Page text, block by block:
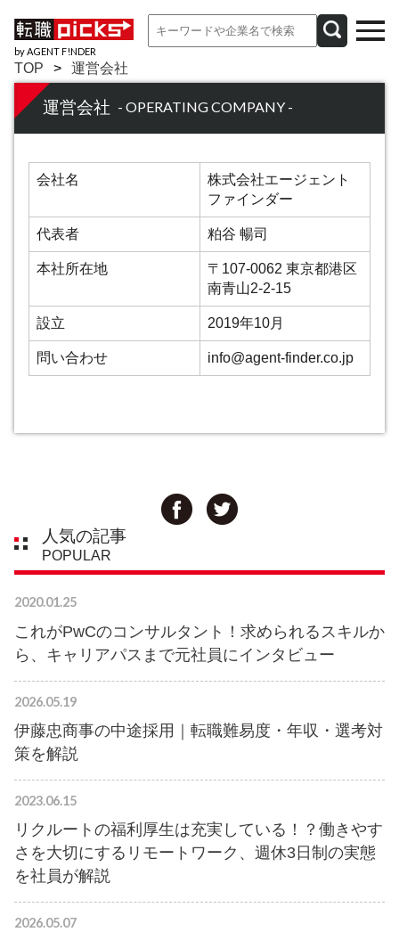
by AGENT F!NDER
TOP 運営会社
運営会社 - OPERATING COMPANY -
会社名
株式会社エージェント
ファインダー
代表者 粕谷 暢司
本社所在地
〒107-0062 東京都港区
南青山2-2-15
設立 2019年10月
問い合わせ info@agent-finder.co.jp
人気の記事
POPULAR
2020.01.25
これがPwCのコンサルタント！求められるスキルか
ら、キャリアパスまで元社員にインタビュー
2026.05.19
伊藤忠商事の中途採用｜転職難易度・年収・選考対
策を解説
2023.06.15
リクルートの福利厚生は充実している！？働きやす
さを大切にするリモートワーク、週休3日制の実態
を社員が解説
2026.05.07